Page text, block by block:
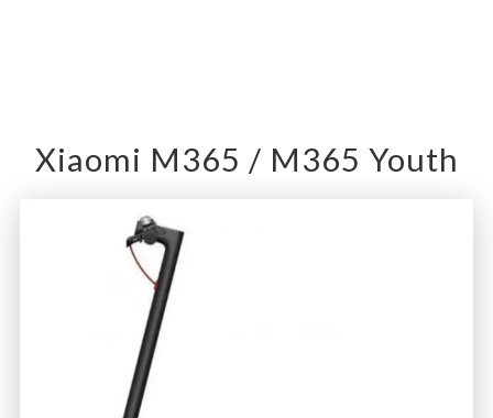
Xiaomi M365 / M365 Youth